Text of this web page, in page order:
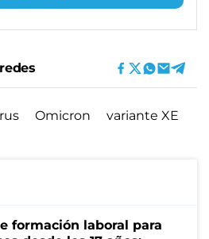
Omicron variante XE
formación laboral para